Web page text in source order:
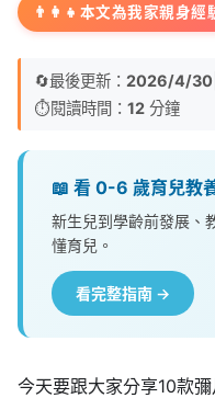
👨‍👩‍👧 本文為我家親身經
🔄最後更新： 2026/4/30
⏱️閱讀時間： 12 分鐘
📖 看 0-6 歲育兒教
新生兒到學齡前發展、
懂育兒。
看完整指南 →
今天要跟大家分享10款